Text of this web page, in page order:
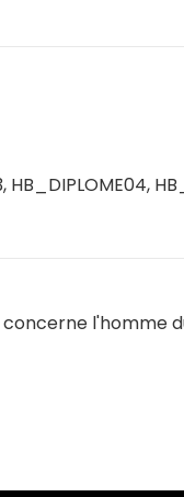
HB_DIPLOME04,
l'homme